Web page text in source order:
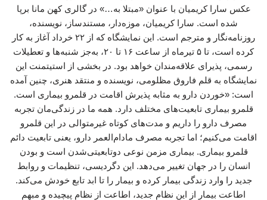
عکس سارا کریمیان با عنوان «مبتلا به…» در گالری کهن مانا برپا
شده است. سارا کریمیان، موزه‌دار، مستندساز، نویسنده،
روزنامه‌نگار و مترجم است. این نمایشگاه که از ۲۲ خرداد آغاز به کار
کرده است، تا ۵ تیرماه از ساعت ۱۶ تا ۲۰، به‌جز شنبه‌ها و تعطیلات
رسمی، پذیرای علاقه‌مندان خواهد بود. در بخشی از استیتمنت این
نمایشگاه به قلم فاروق مظلومی، نویسنده و منتقد هنری، چنین آمده
است: «خوردن دارو به مثابه پذیرش اقامت در قلمرو بیماری است.
قلمرو بیماری تابعیت‌های مختلف دارد. همه‌ ما در زندگی‌مان تجربه
مصرف دارو را داریم و مدت‌های کوتاه غیرمتوالی در این قلمرو
اقامت می‌کنیم؛ اما تجربه مصرف مادام‌العمر دارو، یعنی تابعیت دائم
قلمرو بیماری. بیماری مزمن نوعی دوتابعیتی‌شدن است و بودن
انسان را در جهان تغییر می‌دهد. این دگردیسی، تنظیمات و روابط
جدید را وارد زندگی بیمار کرده و بیمار را تا ابد تابع خودش می‌کند.
اطاعت بیمار از این نظام جدید، اطاعت از نظام پیچیده و مبهم